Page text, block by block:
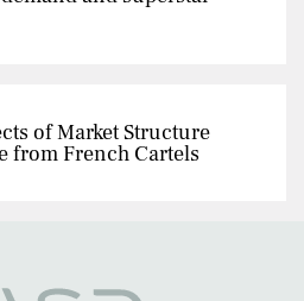
of Market Structure
from French Cartels